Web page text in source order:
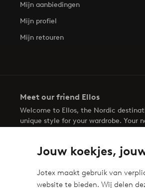
Jouw koekjes,
Jotex maakt gebruik van
website te bieden. Wij delen
Mijn aanbiedingen
Mijn profiel
Mijn retouren
Meet our friend Ellos
Welcome to Ellos, the Nordic
unique style for your wardrobe. Your